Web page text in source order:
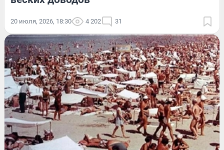
20 июля, 2026, 18:30 4 202 31